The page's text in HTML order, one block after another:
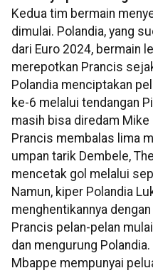
Kedua tim bermain
dimulai. Polandia, yang
dari Euro 2024, bermain
merepotkan Prancis
Polandia menciptakan
ke-6 melalui tendangan
masih bisa diredam Mike
Prancis membalas lima
umpan tarik Dembele,
mencetak gol melalui
Namun, kiper Polandia
menghentikannya dengan
Prancis pelan-pelan
dan mengurung Polandia.
Mbappe mempunyai